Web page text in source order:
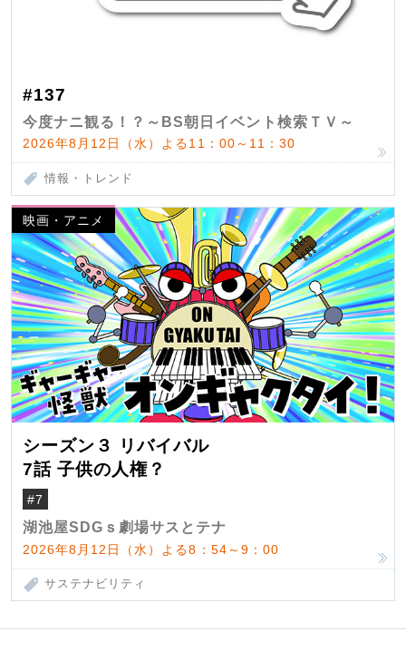
#137
今度ナニ観る！？～BS朝日イベント検索ＴＶ～
2026年8月12日（水）よる11：00～11：30
情報・トレンド
映画・アニメ
シーズン３ リバイバル
7話 子供の人権？
#7
湖池屋SDGｓ劇場サスとテナ
2026年8月12日（水）よる8：54～9：00
サステナビリティ